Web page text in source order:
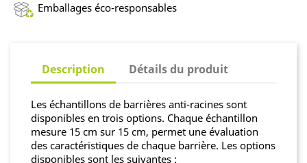
Emballages éco-responsables
Description Détails du produit
Les échantillons de barrières anti-racines sont
disponibles en trois options. Chaque échantillon
mesure 15 cm sur 15 cm, permet une évaluation
des caractéristiques de chaque barrière. Les options
disponibles sont les suivantes :